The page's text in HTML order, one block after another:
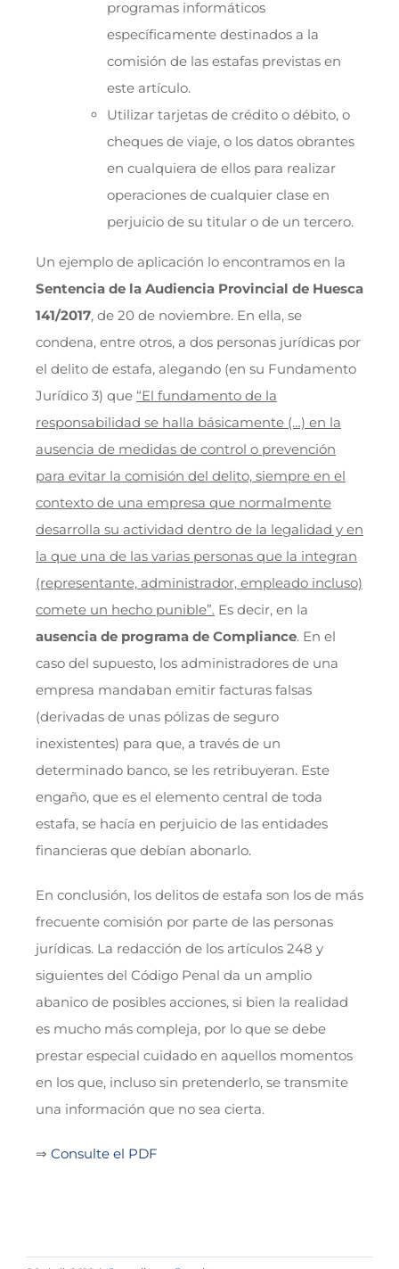
programas informáticos
específicamente destinados a la
comisión de las estafas previstas en
este artículo.
Utilizar tarjetas de crédito o débito, o
cheques de viaje, o los datos obrantes
en cualquiera de ellos para realizar
operaciones de cualquier clase en
perjuicio de su titular o de un tercero.
Un ejemplo de aplicación lo encontramos en la
Sentencia de la Audiencia Provincial de Huesca
141/2017, de 20 de noviembre. En ella, se
condena, entre otros, a dos personas jurídicas por
el delito de estafa, alegando (en su Fundamento
Jurídico 3) que “El fundamento de la
responsabilidad se halla básicamente (…) en la
ausencia de medidas de control o prevención
para evitar la comisión del delito, siempre en el
contexto de una empresa que normalmente
desarrolla su actividad dentro de la legalidad y en
la que una de las varias personas que la integran
(representante, administrador, empleado incluso)
comete un hecho punible”. Es decir, en la
ausencia de programa de Compliance. En el
caso del supuesto, los administradores de una
empresa mandaban emitir facturas falsas
(derivadas de unas pólizas de seguro
inexistentes) para que, a través de un
determinado banco, se les retribuyeran. Este
engaño, que es el elemento central de toda
estafa, se hacía en perjuicio de las entidades
financieras que debían abonarlo.
En conclusión, los delitos de estafa son los de más
frecuente comisión por parte de las personas
jurídicas. La redacción de los artículos 248 y
siguientes del Código Penal da un amplio
abanico de posibles acciones, si bien la realidad
es mucho más compleja, por lo que se debe
prestar especial cuidado en aquellos momentos
en los que, incluso sin pretenderlo, se transmite
una información que no sea cierta.
⇒ Consulte el PDF